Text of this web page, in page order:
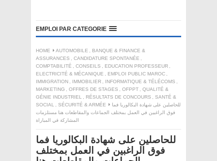
EMPLOI PAR CATEGORIE
HOME AUTOMOBILE , BANQUE & FINANCE &
ASSURANCES , CANDIDATURE SPONTANÉE ,
COMPTABILITÉ , CONSEILS , EDUCATION PROFESSEUR ,
ELECTRICITÉ & MÉCANIQUE , EMPLOI PUBLIC MAROC ,
IMMIGRATION , IMMOBILIER , INFORMATIQUE & TÉLÉCOMS ,
MARKETING , OFFRES DE STAGES , OFPPT , QUALITÉ &
GÉNIE INDUSTRIEL , RÉSULTATS DE CONCOURS , SANTÉ &
SOCIAL , SÉCURITÉ & ARMÉE
للحاصلين على شهادة البكالوريا فما
فوق الراغبين في العمل بمختلف الجماعات والمقاطعات هنا مستلزمات
المشاركة في المباراة
للحاصلين على شهادة البكالوريا فما
فوق الراغبين في العمل بمختلف